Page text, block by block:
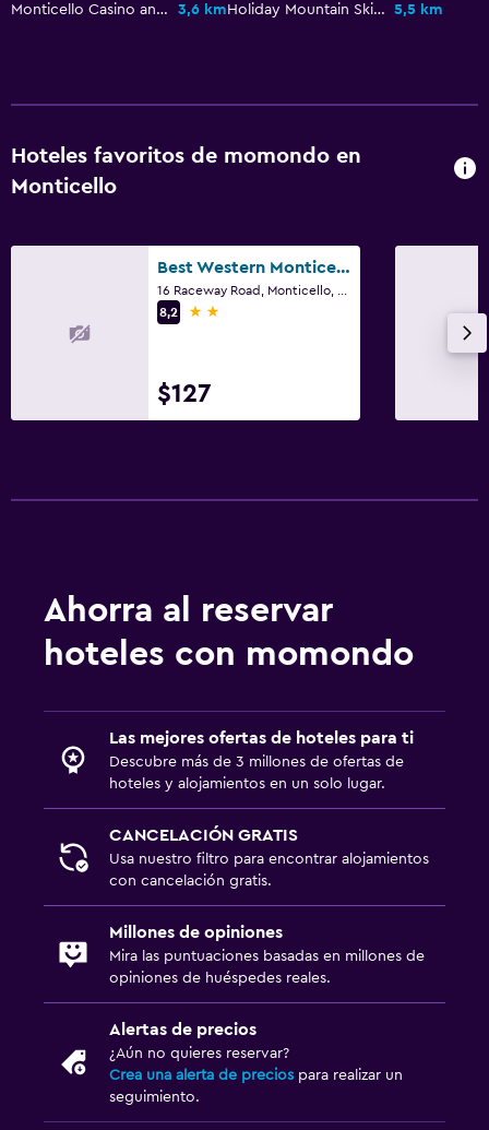
Monticello Casino and Raceway 3,6 km Holiday Mountain Ski & Fun 5,5 km
Hoteles favoritos de momondo en
Monticello
Best Western Monticello
8,2
2 estrellas
$127
Ahorra al reservar
hoteles con momondo
Las mejores ofertas de hoteles para ti
Descubre más de 3 millones de ofertas de
hoteles y alojamientos en un solo lugar.
CANCELACIÓN GRATIS
Usa nuestro filtro para encontrar alojamientos
con cancelación gratis.
Millones de opiniones
Mira las puntuaciones basadas en millones de
opiniones de huéspedes reales.
Alertas de precios
¿Aún no quieres reservar?
Crea una alerta de precios para realizar un
seguimiento.